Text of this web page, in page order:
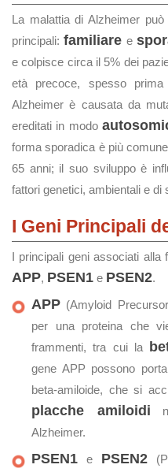
La malattia di Alzheimer
principali:familiare e
e colpisce circa il 5% dei
età precoce, spesso
Alzheimer è causata da
ereditati in modo
forma sporadica è più
65 anni; il suo sviluppo è
fattori genetici, ambientali e di
I Geni Principali
I principali geni associati alla
APP, PSEN1 e PSEN2.
APP (Amyloid
per una proteina che
frammenti, tra cui la
gene APP possono
beta-amiloide, che si
placche amiloidi
Alzheimer.
PSEN1 e PSEN2